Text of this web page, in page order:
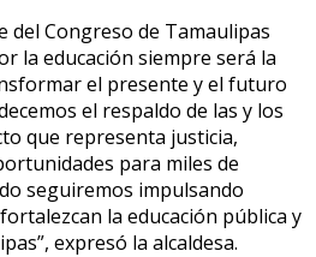
del Congreso de Tamaulipas
la educación siempre será la
el presente y el futuro
el respaldo de las y los
que representa justicia,
para miles de
seguiremos impulsando
la educación pública y
expresó la alcaldesa.